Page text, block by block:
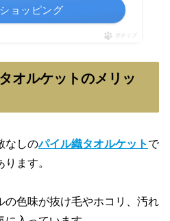
ョッピング
ポチップ
オルケットのメリッ
なしのパイル織タオルケット で
ます。
の色味が抜け毛やホコリ、汚れ